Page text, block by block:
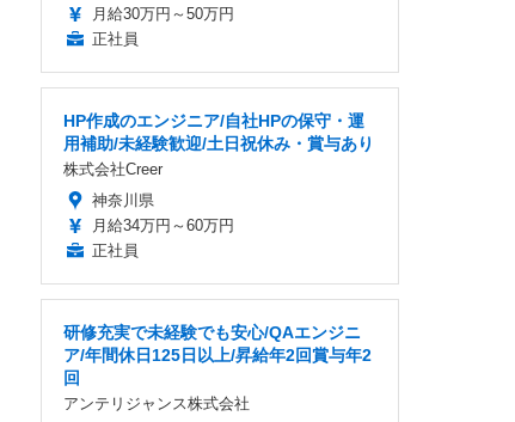
月給30万円～50万円
正社員
HP作成のエンジニア/自社HPの保守・運
用補助/未経験歓迎/土日祝休み・賞与あり
株式会社Creer
神奈川県
月給34万円～60万円
正社員
研修充実で未経験でも安心/QAエンジニ
ア/年間休日125日以上/昇給年2回賞与年2
回
アンテリジャンス株式会社